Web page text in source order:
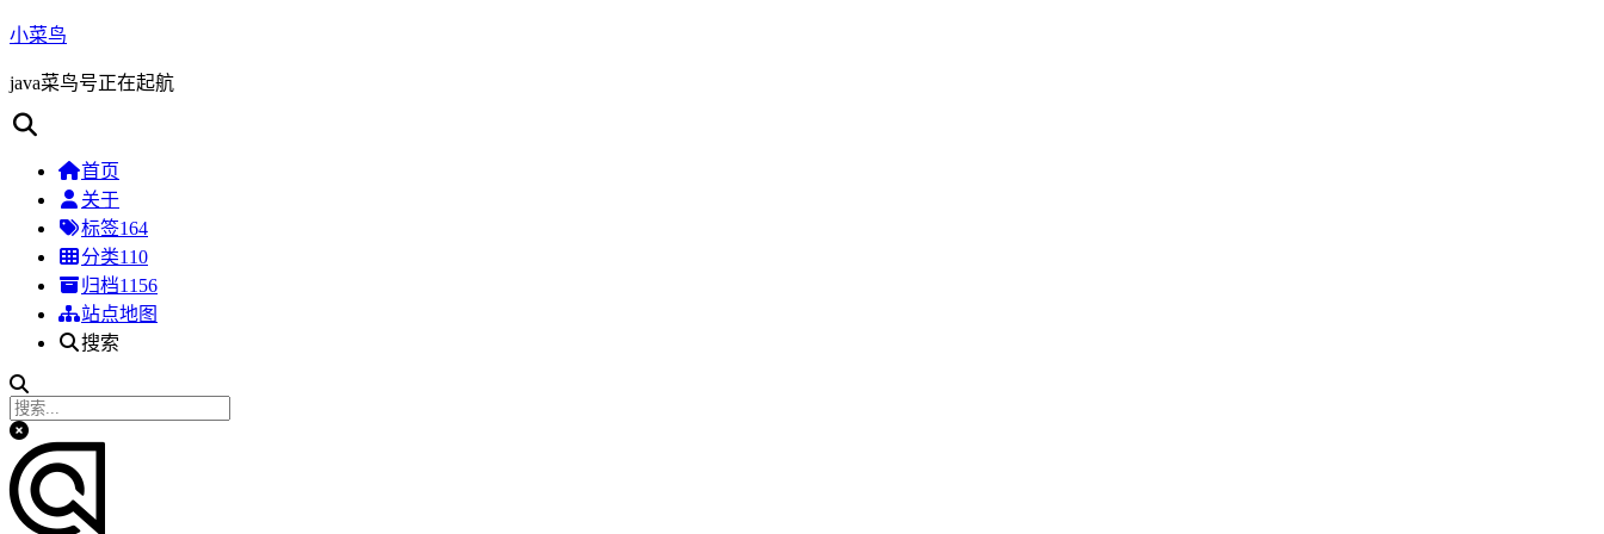
小菜鸟
java菜鸟号正在起航
首页
关于
标签164
分类110
归档1156
站点地图
搜索